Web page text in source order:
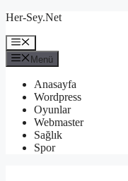
İçeriğe
Her-Sey.Net
Menü
Menü
Anasayfa
Wordpress
Oyunlar
Webmaster
Sağlık
Spor